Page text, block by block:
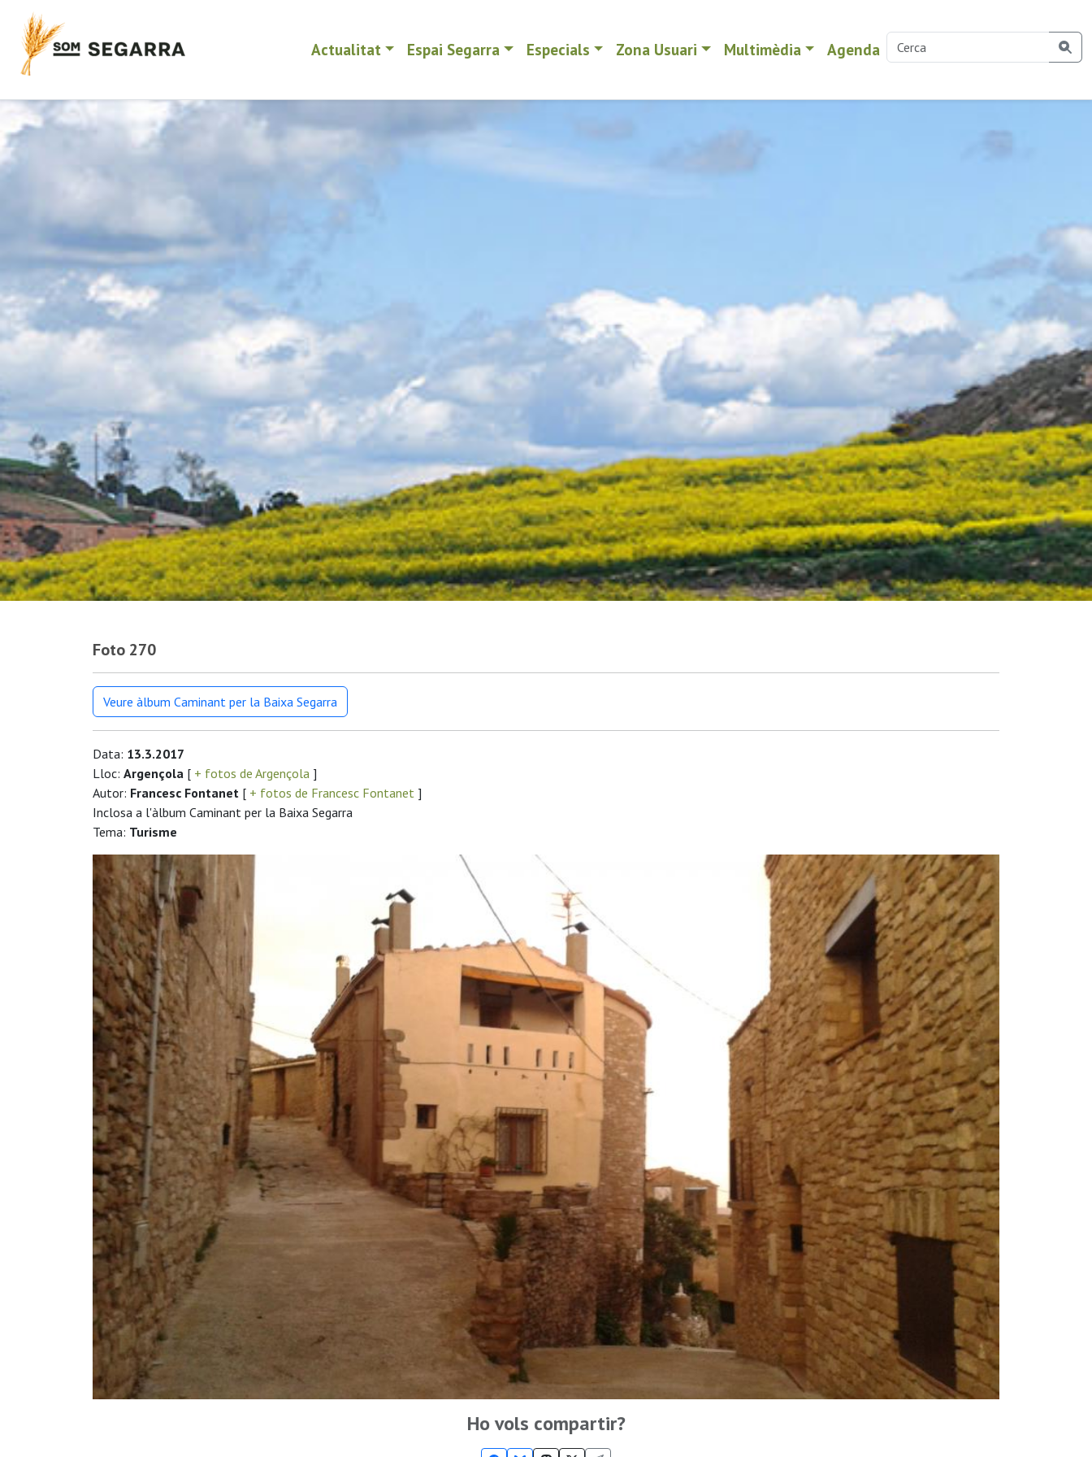
Actualitat Espai Segarra Especials Zona Usuari Multimèdia Agenda
Foto 270
Veure àlbum Caminant per la Baixa Segarra
Data: 13.3.2017
Lloc: Argençola [ + fotos de Argençola ]
Autor: Francesc Fontanet [ + fotos de Francesc Fontanet ]
Inclosa a l'àlbum Caminant per la Baixa Segarra
Tema: Turisme
Ho vols compartir?